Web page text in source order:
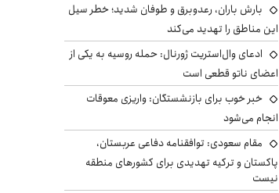
بارش باران، رعدوبرق و طوفان شدید؛ خطر سیل
این مناطق را تهدید می‌کند
ادعای وال‌استریت ژورنال: حمله روسیه به یکی از
اعضای ناتو قطعی است
خبر خوب برای بازنشستگان: واریزی معوقات
انجام می‌شود
مقام سعودی: توافقنامه دفاعی عربستان،
پاکستان و ترکیه تهدیدی برای کشورهای منطقه
نیست